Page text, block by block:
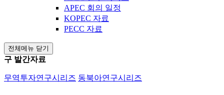
APEC 회의 일정
KOPEC 자료
PECC 자료
전체메뉴 닫기
구 발간자료
무역투자연구시리즈 동북아연구시리즈